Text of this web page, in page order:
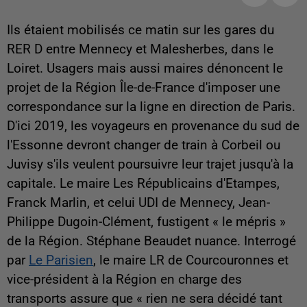
Ils étaient mobilisés ce matin sur les gares du
RER D entre Mennecy et Malesherbes, dans le
Loiret. Usagers mais aussi maires dénoncent le
projet de la Région Île-de-France d'imposer une
correspondance sur la ligne en direction de Paris.
D'ici 2019, les voyageurs en provenance du sud de
l'Essonne devront changer de train à Corbeil ou
Juvisy s'ils veulent poursuivre leur trajet jusqu'à la
capitale. Le maire Les Républicains d'Etampes,
Franck Marlin, et celui UDI de Mennecy, Jean-
Philippe Dugoin-Clément, fustigent « le mépris »
de la Région. Stéphane Beaudet nuance. Interrogé
par Le Parisien, le maire LR de Courcouronnes et
vice-président à la Région en charge des
transports assure que « rien ne sera décidé tant